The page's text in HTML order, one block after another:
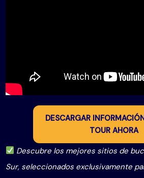
DESCARGAR
TOUR AHORA
Descubre los mejores sitios de
Sur, seleccionados exclusivamente